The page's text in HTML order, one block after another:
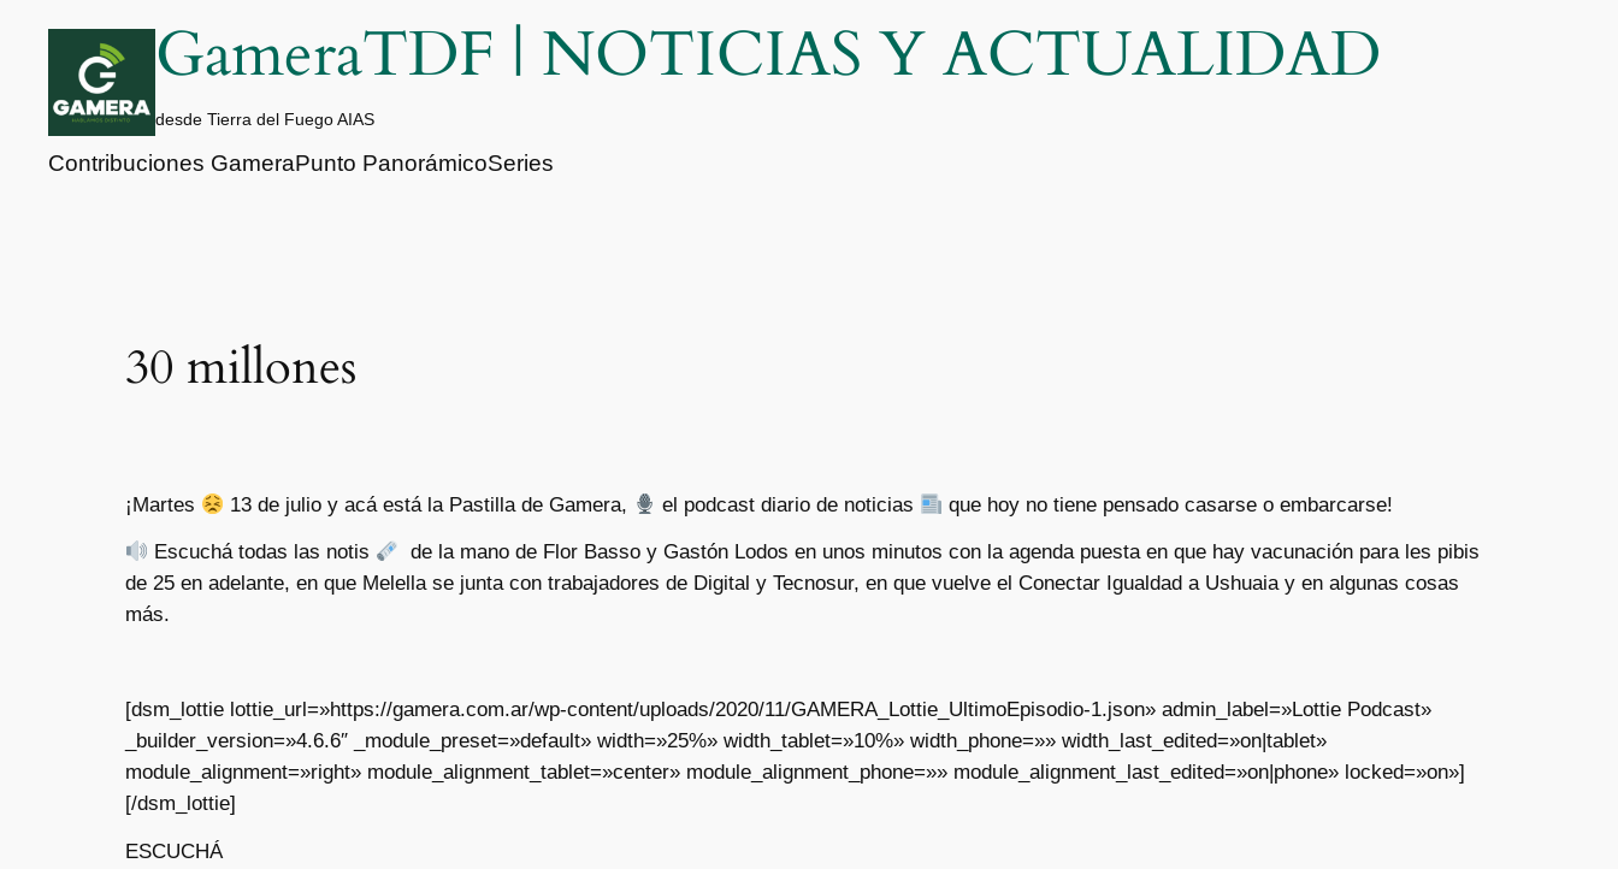
contenido
GameraTDF | NOTICIAS Y ACTUALIDAD
desde Tierra del Fuego AIAS
Contribuciones GameraPunto PanorámicoSeries
30 millones
¡Martes 13 de julio y acá está la Pastilla de Gamera, el podcast diario de noticias que hoy no tiene pensado casarse o embarcarse!
Escuchá todas las notis
de la mano de Flor Basso y Gastón Lodos en unos minutos con la agenda puesta en que hay vacunación para les pibis
de 25 en adelante, en que Melella se junta con trabajadores de Digital y Tecnosur, en que vuelve el Conectar Igualdad a Ushuaia y en algunas cosas
más.
[dsm_lottie lottie_url=»https://gamera.com.ar/wp-content/uploads/2020/11/GAMERA_Lottie_UltimoEpisodio-1.json» admin_label=»Lottie Podcast»
_builder_version=»4.6.6″ _module_preset=»default» width=»25%» width_tablet=»10%» width_phone=»» width_last_edited=»on|tablet»
module_alignment=»right» module_alignment_tablet=»center» module_alignment_phone=»» module_alignment_last_edited=»on|phone» locked=»on»]
[/dsm_lottie]
ESCUCHÁ